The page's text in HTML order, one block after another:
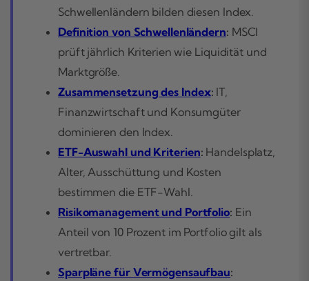
Schwellenländern bilden diesen Index.
Definition von Schwellenländern: MSCI
prüft jährlich Kriterien wie Liquidität und
Marktgröße.
Zusammensetzung des Index: IT,
Finanzwirtschaft und Konsumgüter
dominieren den Index.
ETF-Auswahl und Kriterien: Handelsplatz,
Alter, Ausschüttung und Kosten
bestimmen die ETF-Wahl.
Risikomanagement und Portfolio: Ein
Anteil von 10 Prozent im Portfolio gilt als
vertretbar.
Sparpläne für Vermögensaufbau: